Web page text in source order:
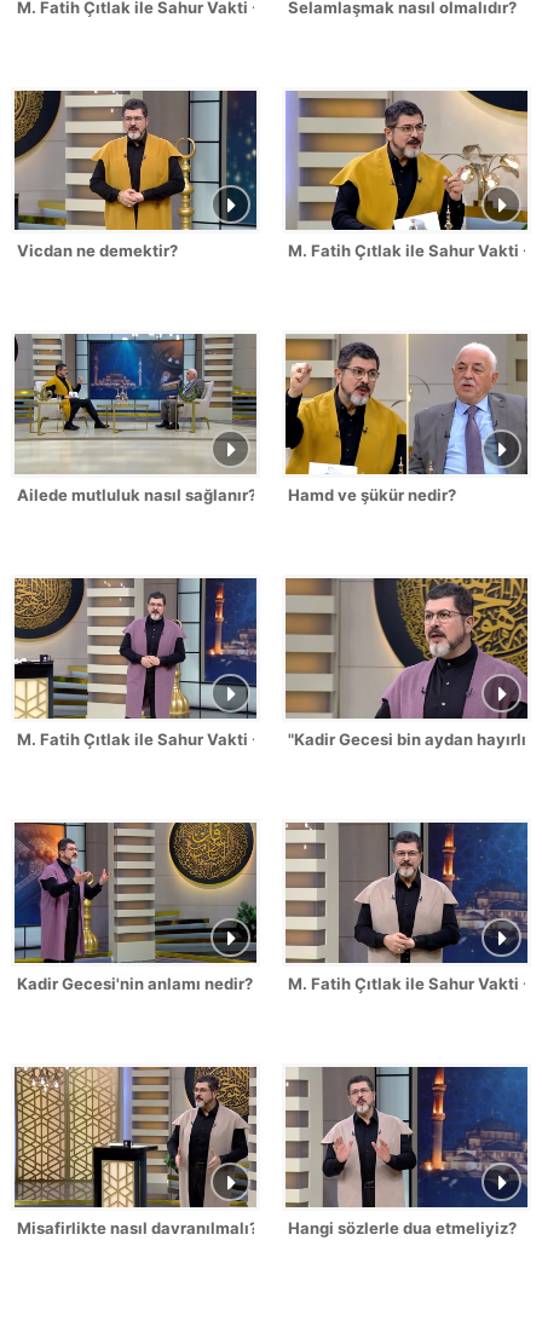
M. Fatih Çıtlak ile Sahur Vakti - 19.03.2026Selamlaşmak nasıl olmalıdır?
Vicdan ne demektir? M. Fatih Çıtlak ile Sahur Vakti -
Ailede mutluluk nasıl sağlanır? Hamd ve şükür nedir?
M. Fatih Çıtlak ile Sahur Vakti - 17.03.2026"Kadir Gecesi bin aydan
Kadir Gecesi'nin anlamı nedir? M. Fatih Çıtlak ile Sahur Vakti -
Misafirlikte nasıl davranılmalı? Hangi sözlerle dua etmeliyiz?